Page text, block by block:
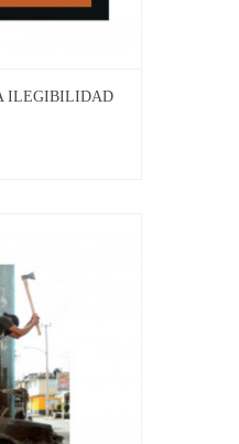
ILEGIBILIDAD